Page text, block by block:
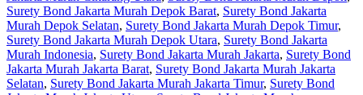
Surety Bond Jakarta Murah Depok Barat, Surety Bond Jakarta
Murah Depok Selatan, Surety Bond Jakarta Murah Depok Timur,
Surety Bond Jakarta Murah Depok Utara, Surety Bond Jakarta
Murah Indonesia, Surety Bond Jakarta Murah Jakarta, Surety Bond
Jakarta Murah Jakarta Barat, Surety Bond Jakarta Murah Jakarta
Selatan, Surety Bond Jakarta Murah Jakarta Timur, Surety Bond